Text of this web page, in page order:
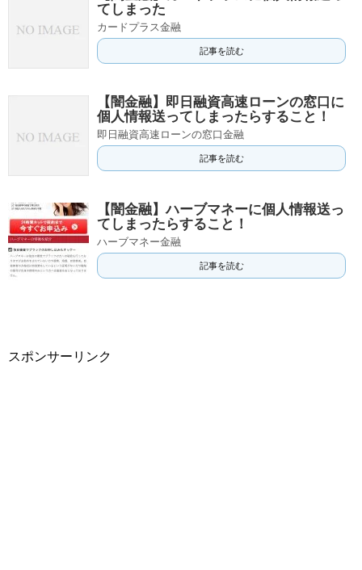
てしまった
カードプラス金融
記事を読む
【闇金融】即日融資高速ローンの窓口に
個人情報送ってしまったらすること！
即日融資高速ローンの窓口金融
記事を読む
【闇金融】ハーブマネーに個人情報送っ
てしまったらすること！
ハーブマネー金融
記事を読む
スポンサーリンク